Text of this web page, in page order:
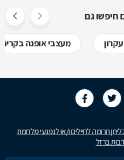
חיפשו גם
מעצבי אופנה בקרית
תרומה לחיילים ו/או לנפגעי מלחמת
ברזל